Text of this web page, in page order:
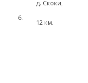
6.
д. Скоки,
12 км.